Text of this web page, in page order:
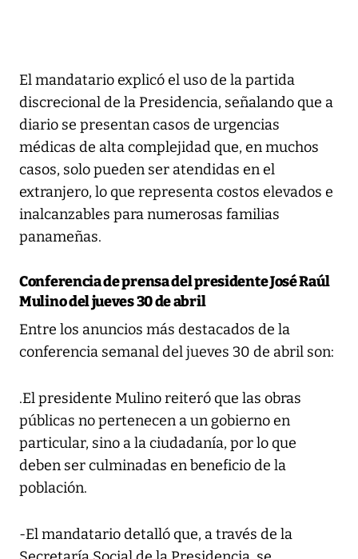
El mandatario explicó el uso de la partida
discrecional de la Presidencia, señalando que a
diario se presentan casos de urgencias
médicas de alta complejidad que, en muchos
casos, solo pueden ser atendidas en el
extranjero, lo que representa costos elevados e
inalcanzables para numerosas familias
panameñas.
Conferencia de prensa del presidente José Raúl
Mulino del jueves 30 de abril
Entre los anuncios más destacados de la
conferencia semanal del jueves 30 de abril son:
.El presidente Mulino reiteró que las obras
públicas no pertenecen a un gobierno en
particular, sino a la ciudadanía, por lo que
deben ser culminadas en beneficio de la
población.
-El mandatario detalló que, a través de la